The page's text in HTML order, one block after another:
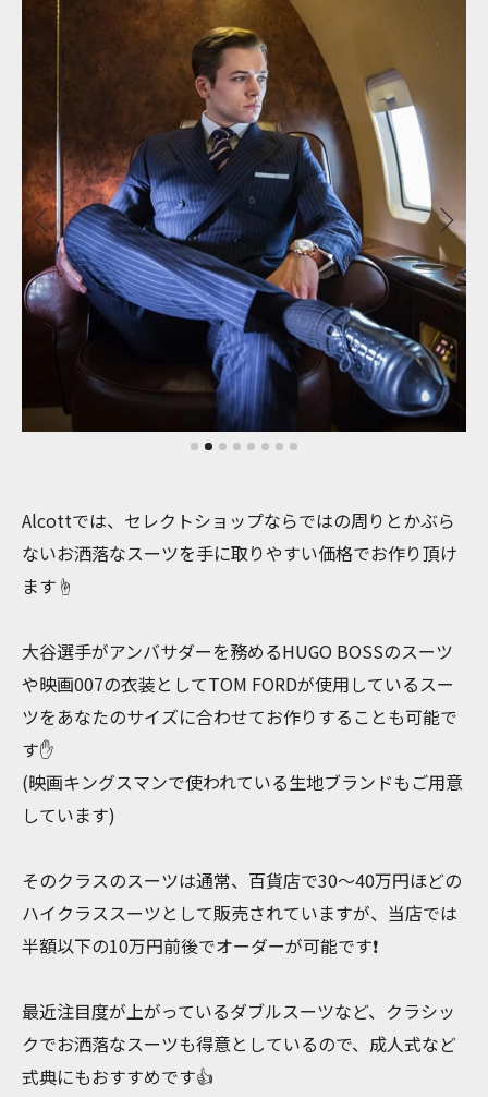
Alcottでは、セレクトショップならではの周りとかぶら
ないお洒落なスーツを手に取りやすい価格でお作り頂け
ます☝️
大谷選手がアンバサダーを務めるHUGO BOSSのスーツ
や映画007の衣装としてTOM FORDが使用しているスー
ツをあなたのサイズに合わせてお作りすることも可能で
す✋
(映画キングスマンで使われている生地ブランドもご用意
しています)
そのクラスのスーツは通常、百貨店で30〜40万円ほどの
ハイクラススーツとして販売されていますが、当店では
半額以下の10万円前後でオーダーが可能です❗️
最近注目度が上がっているダブルスーツなど、クラシッ
クでお洒落なスーツも得意としているので、成人式など
式典にもおすすめです👍